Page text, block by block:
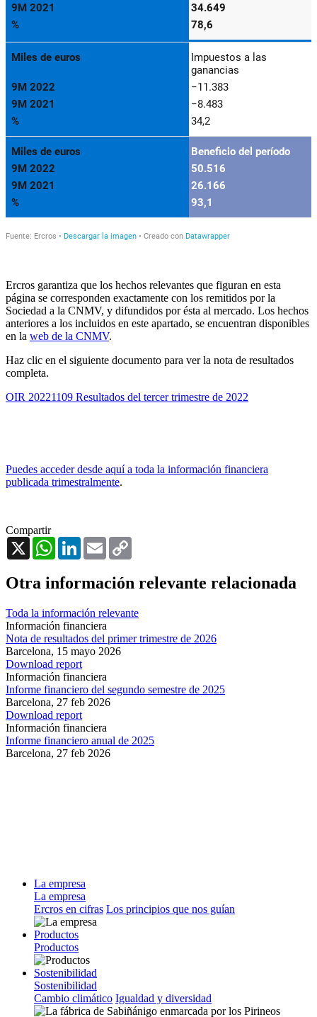
Ercros garantiza que los hechos relevantes que figuran en esta
página se corresponden exactamente con los remitidos por la
Sociedad a la CNMV, y difundidos por ésta al mercado. Los hechos
anteriores a los incluidos en este apartado, se encuentran disponibles
en la web de la CNMV.
Haz clic en el siguiente documento para ver la nota de resultados
completa.
OIR 20221109 Resultados del tercer trimestre de 2022
Puedes acceder desde aquí a toda la información financiera
publicada trimestralmente.
Compartir
X
WhatsAppLinkedInEmail
Otra información relevante relacionada
Toda la información relevante
Información financiera
Nota de resultados del primer trimestre de 2026
Barcelona, 15 mayo 2026
Download report
Información financiera
Informe financiero del segundo semestre de 2025
Barcelona, 27 feb 2026
Download report
Información financiera
Informe financiero anual de 2025
Barcelona, 27 feb 2026
La empresa
La empresa
Ercros en cifras Los principios que nos guían
Productos
Productos
Sostenibilidad
Sostenibilidad
Cambio climático Igualdad y diversidad